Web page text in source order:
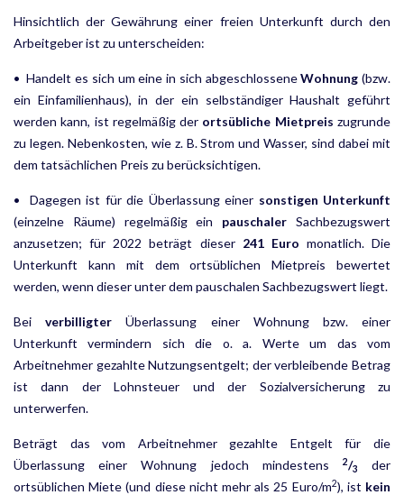
Hinsichtlich der Gewährung einer freien Unterkunft durch den
Arbeitgeber ist zu unterscheiden:
• Handelt es sich um eine in sich abgeschlosseneWohnung (bzw.
ein Einfamilienhaus), in der ein selbstän­diger Haushalt geführt
werden kann, ist regelmäßig der ortsübliche Mietpreis zugrunde
zu legen. Nebenkosten, wie z. B. Strom und Wasser, sind dabei mit
dem tatsächlichen Preis zu berücksichtigen.
• Dagegen ist für die Überlassung einer sonstigen Unterkunft
(einzelne Räume) regelmäßig ein pauschaler Sachbezugswert
anzusetzen; für 2022 beträgt dieser 241 Euro monatlich. Die
Unterkunft kann mit dem ortsüblichen Mietpreis bewertet
werden, wenn dieser unter dem pauschalen Sachbezugswert liegt.
Beiverbilligter Überlassung einer Wohnung bzw. einer
Unterkunft vermindern sich die o. a. Werte um das vom
Arbeitnehmer gezahlte Nutzungsentgelt; der verbleibende Betrag
ist dann der Lohnsteuer und der Sozialversicherung zu
unterwerfen.
Beträgt das vom Arbeitnehmer gezahlte Entgelt für die
Überlassung einer Wohnung jedoch mindestens
2/3
der
ortsüblichen Miete (und diese nicht mehr als 25 Euro/m2), ist kein